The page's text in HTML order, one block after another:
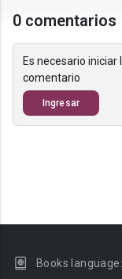
0 comentarios
Es necesario
comentario
Ingresar
Books language: